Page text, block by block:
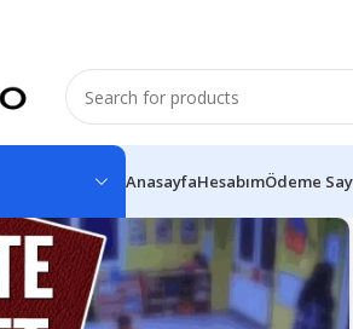
AnasayfaHesabımÖdeme